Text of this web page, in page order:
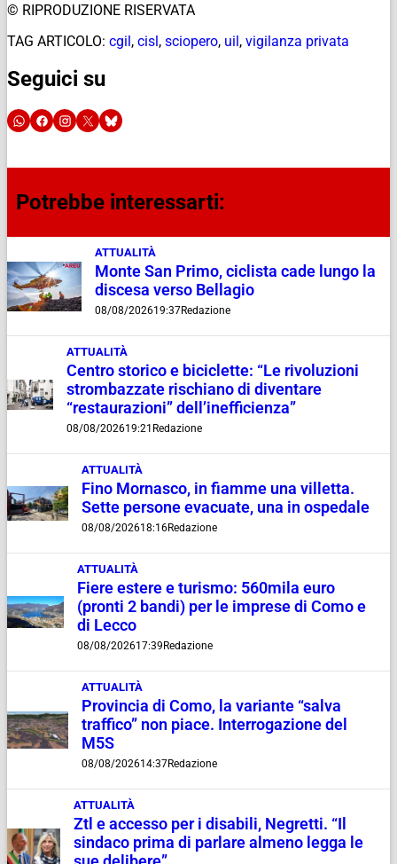
© RIPRODUZIONE RISERVATA
TAG ARTICOLO: cgil, cisl, sciopero, uil, vigilanza privata
Seguici su
Potrebbe interessarti:
ATTUALITÀ
Monte San Primo, ciclista cade lungo la
discesa verso Bellagio
08/08/202619:37Redazione
ATTUALITÀ
Centro storico e biciclette: “Le rivoluzioni
strombazzate rischiano di diventare
“restaurazioni” dell’inefficienza”
08/08/202619:21 Redazione
ATTUALITÀ
Fino Mornasco, in fiamme una villetta.
Sette persone evacuate, una in ospedale
08/08/202618:16Redazione
ATTUALITÀ
Fiere estere e turismo: 560mila euro
(pronti 2 bandi) per le imprese di Como e
di Lecco
08/08/202617:39 Redazione
ATTUALITÀ
Provincia di Como, la variante “salva
traffico” non piace. Interrogazione del
M5S
08/08/202614:37Redazione
ATTUALITÀ
Ztl e accesso per i disabili, Negretti. “Il
sindaco prima di parlare almeno legga le